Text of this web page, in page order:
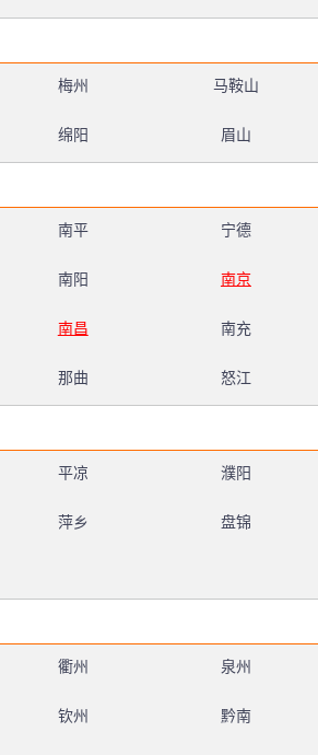
梅州 马鞍山
绵阳 眉山
南平 宁德
南阳 南京
南昌 南充
那曲 怒江
平凉 濮阳
萍乡 盘锦
衢州 泉州
钦州 黔南